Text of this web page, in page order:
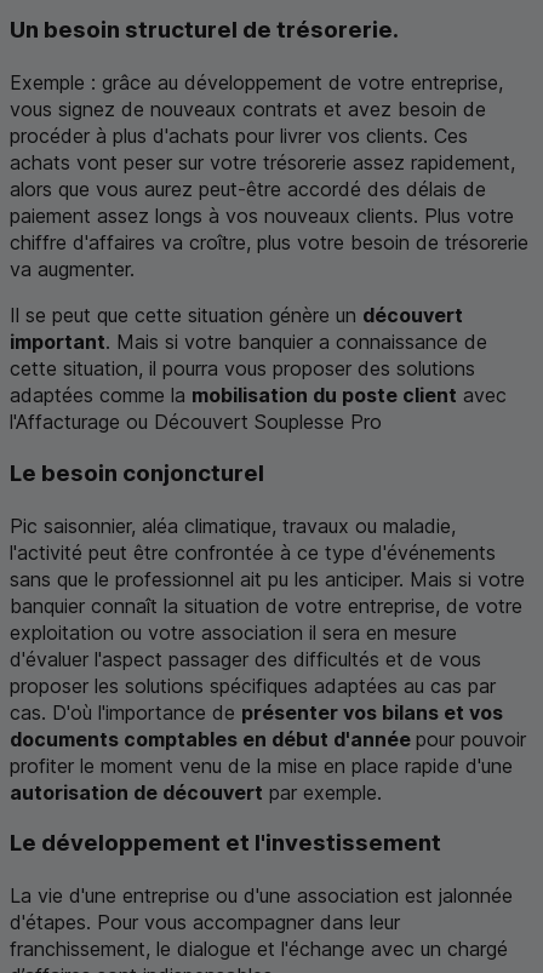
Un besoin structurel de trésorerie.
Exemple : grâce au développement de votre entreprise,
vous signez de nouveaux contrats et avez besoin de
procéder à plus d'achats pour livrer vos clients. Ces
achats vont peser sur votre trésorerie assez rapidement,
alors que vous aurez peut-être accordé des délais de
paiement assez longs à vos nouveaux clients. Plus votre
chiffre d'affaires va croître, plus votre besoin de trésorerie
va augmenter.
Il se peut que cette situation génère un découvert
important. Mais si votre banquier a connaissance de
cette situation, il pourra vous proposer des solutions
adaptées comme la mobilisation du poste client avec
l'Affacturage ou Découvert Souplesse Pro
Le besoin conjoncturel
Pic saisonnier, aléa climatique, travaux ou maladie,
l'activité peut être confrontée à ce type d'événements
sans que le professionnel ait pu les anticiper. Mais si votre
banquier connaît la situation de votre entreprise, de votre
exploitation ou votre association il sera en mesure
d'évaluer l'aspect passager des difficultés et de vous
proposer les solutions spécifiques adaptées au cas par
cas. D'où l'importance de présenter vos bilans et vos
documents comptables en début d'année pour pouvoir
profiter le moment venu de la mise en place rapide d'une
autorisation de découvert par exemple.
Le développement et l'investissement
La vie d'une entreprise ou d'une association est jalonnée
d'étapes. Pour vous accompagner dans leur
franchissement, le dialogue et l'échange avec un chargé